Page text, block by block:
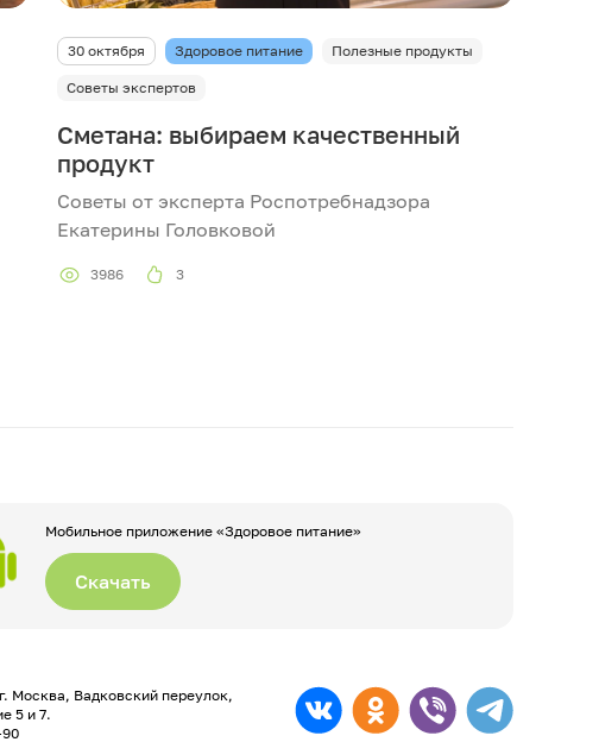
30 октября Здоровое питание Полезные продукты
Советы экспертов
Сметана: выбираем качественный
продукт
Советы от эксперта Роспотребнадзора
Екатерины Головковой
3986 3
Мобильное приложение «Здоровое питание»
Скачать
Москва, Вадковский переулок,
5 и 7.